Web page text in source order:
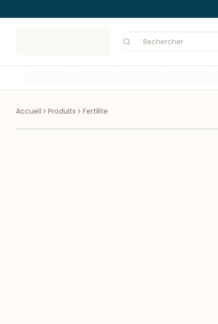
Accueil Produits Fertilite